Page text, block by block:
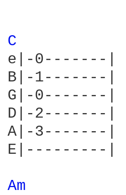
C
e|-0-------|
B|-1-------|
G|-0-------|
D|-2-------|
A|-3-------|
E|---------|
Am